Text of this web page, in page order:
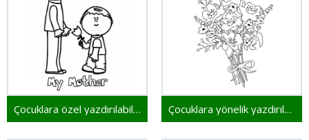
Çocuklara özel yazdırılabilir Anneler Günü Çocuklara yönelik yazdırılabilir Anneler Günü sayfası